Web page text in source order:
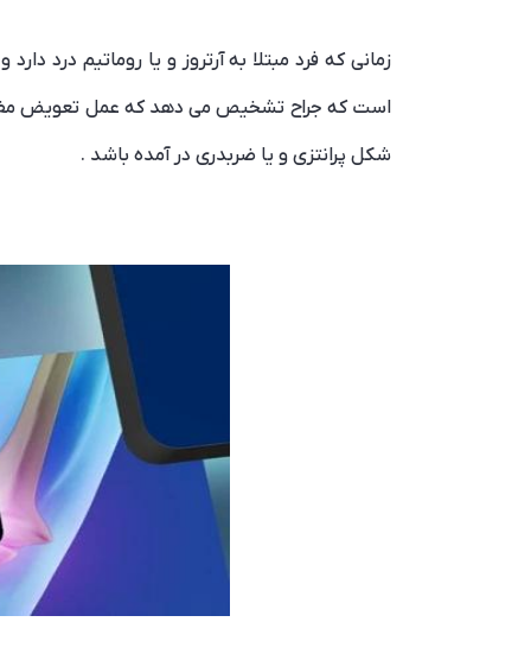
زمانی که فرد مبتلا به آرتروز و یا روماتیم
شکل پرانتزی و یا ضربدری در آمده باشد .